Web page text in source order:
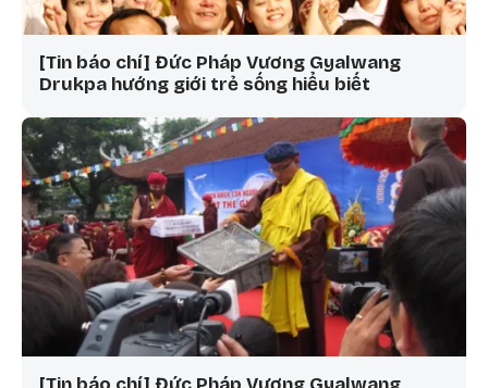
[Tin báo chí] Đức Pháp Vương Gyalwang
Drukpa hướng giới trẻ sống hiểu biết